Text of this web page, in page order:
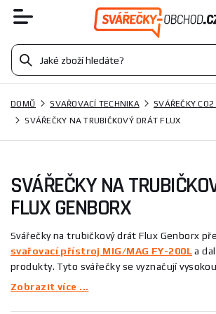
DOMŮ SVAŘOVACÍ TECHNIKA
SVÁŘEČKY
SVÁŘEČKY NA TRUBIČKOVÝ DRÁT FLUX
SVÁŘEČKY NA
FLUX GENBORX
Svářečky na trubičkový drát Flux Genborx
svařovací přístroj MIG/MAG FY-200La
produkty. Tyto svářečky se vyznačují
efektivitou, což je činí ideálními pro různé
Zobrazit více ...